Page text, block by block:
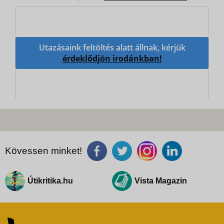
Utazásaink feltöltés alatt állnak, kérjük
érdeklődjön irodánkban!
Kövessen minket!
Útikritika.hu Vista Magazin